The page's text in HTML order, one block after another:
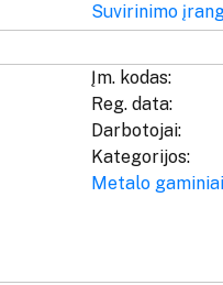
Suvirinimo
Įm. kodas:
Reg. data:
Darbotojai:
Kategorijos:
Metalo gaminiai